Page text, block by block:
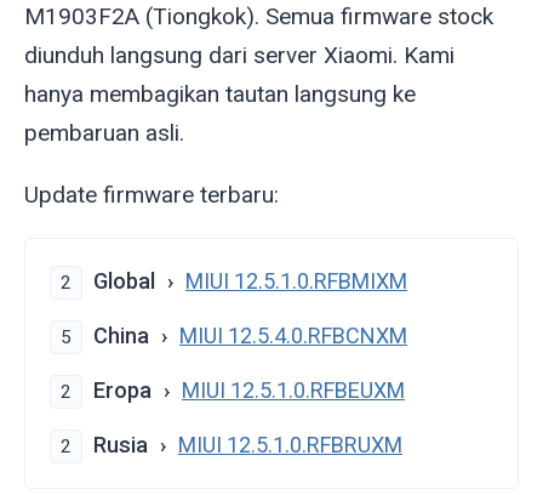
M1903F2A (Tiongkok). Semua firmware stock
diunduh langsung dari server Xiaomi. Kami
hanya membagikan tautan langsung ke
pembaruan asli.
Update firmware terbaru:
2 Global MIUI 12.5.1.0.RFBMIXM
5 China MIUI 12.5.4.0.RFBCNXM
2 Eropa MIUI 12.5.1.0.RFBEUXM
2 Rusia MIUI 12.5.1.0.RFBRUXM